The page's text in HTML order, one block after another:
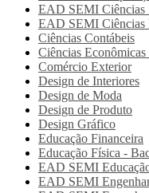
EAD SEMI Ciências
EAD SEMI Ciências
Ciências Contábeis
Ciências
Comércio Exterior
Design de Interiores
Design de Moda
Design de Produto
Design Gráfico
Educação Financeira
Educação Física -
EAD SEMI
EAD SEMI